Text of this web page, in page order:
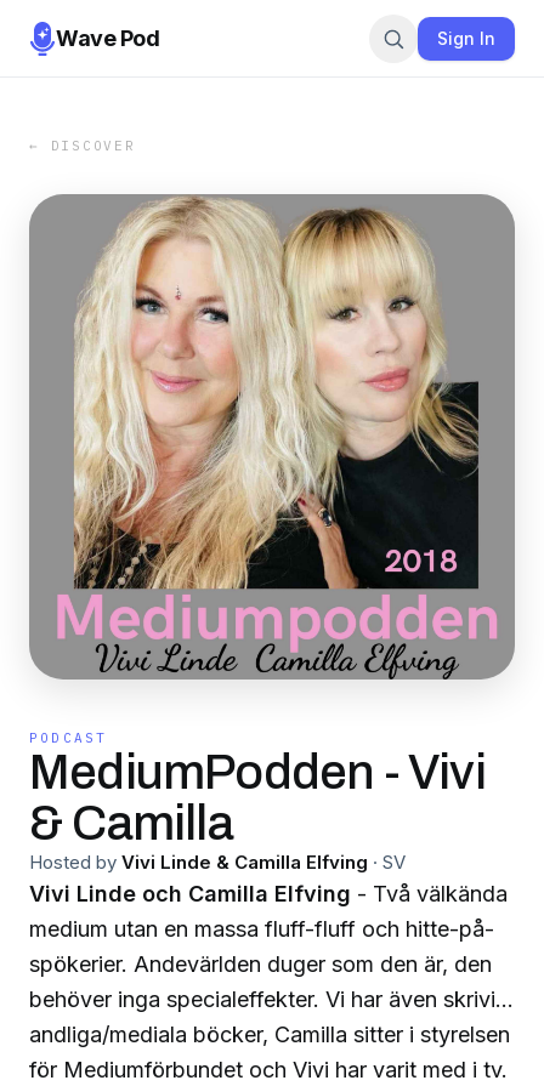
Wave Pod Sign In
← DISCOVER
PODCAST
MediumPodden - Vivi
& Camilla
Hosted by Vivi Linde & Camilla Elfving · SV
Vivi Linde och Camilla Elfving - Två välkända
medium utan en massa fluff-fluff och hitte-på-
spökerier. Andevärlden duger som den är, den
behöver inga specialeffekter. Vi har även skrivit
andliga/mediala böcker, Camilla sitter i styrelsen
för Mediumförbundet och Vivi har varit med i tv.